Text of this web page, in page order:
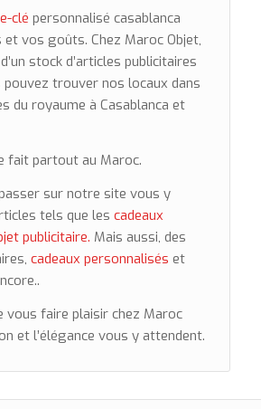
clé personnalisé casablanca
vos goûts. Chez Maroc Objet,
stock d’articles publicitaires
pouvez trouver nos locaux dans
du royaume à Casablanca et
fait partout au Maroc.
sur notre site vous y
tels que les cadeaux
publicitaire. Mais aussi, des
cadeaux personnalisés et
vous faire plaisir chez Maroc
et l’élégance vous y attendent.